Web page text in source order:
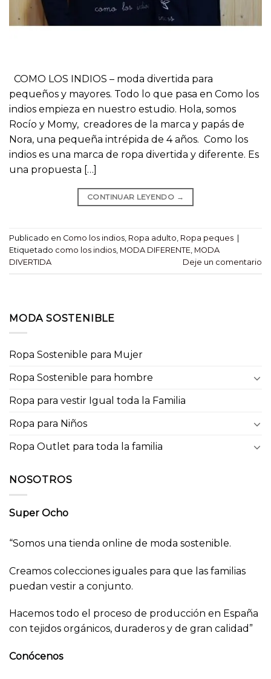
COMO LOS INDIOS – moda divertida para
pequeños y mayores. Todo lo que pasa en Como los
indios empieza en nuestro estudio. Hola, somos
Rocío y Momy, creadores de la marca y papás de
Nora, una pequeña intrépida de 4 años. Como los
indios es una marca de ropa divertida y diferente. Es
una propuesta […]
CONTINUAR LEYENDO →
Publicado en Como los indios Ropa adulto Ropa peques
Etiquetado como los indios MODA DIFERENTE MODA
DIVERTIDA
Deje un comentario
MODA SOSTENIBLE
Ropa Sostenible para Mujer
Ropa Sostenible para hombre
Ropa para vestir Igual toda la Familia
Ropa para Niños
Ropa Outlet para toda la familia
NOSOTROS
Super Ocho
“Somos una tienda online de moda sostenible.
Creamos colecciones iguales para que las familias
puedan vestir a conjunto.
Hacemos todo el proceso de producción en España
con tejidos orgánicos, duraderos y de gran calidad”
Conócenos